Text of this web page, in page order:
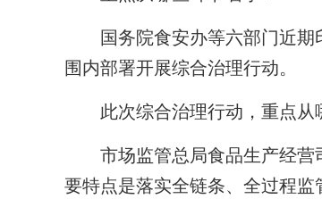
国务院食安办等六部门近期
围内部署开展综合治理行动。
此次综合治理行动，重点从
市场监管总局食品生产经营
要特点是落实全链条、全过程